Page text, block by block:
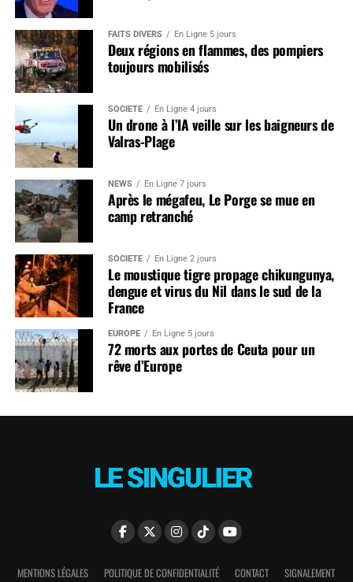
FAITS DIVERS En Ligne 5 jours
Deux régions en flammes, des pompiers
toujours mobilisés
SOCIÉTÉ En Ligne 4 jours
Un drone à l’IA veille sur les baigneurs de
Valras-Plage
NEWS En Ligne 7 jours
Après le mégafeu, Le Porge se mue en
camp retranché
SOCIÉTÉ En Ligne 2 jours
Le moustique tigre propage chikungunya,
dengue et virus du Nil dans le sud de la
France
EUROPE En Ligne 5 jours
72 morts aux portes de Ceuta pour un
rêve d’Europe
MENTIONS LÉGALES POLITIQUE DE CONFIDENTIALITÉ CONTACT SIGNALEMENT